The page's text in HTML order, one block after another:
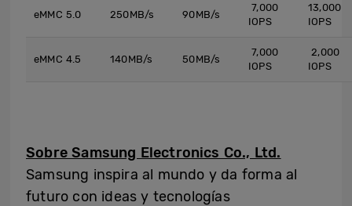
eMMC 5.0 250MB/s 90MB/s
7,000
IOPS
13,000
IOPS
eMMC 4.5 140MB/s 50MB/s
7,000
IOPS
2,000
IOPS
Sobre Samsung Electronics Co., Ltd.
Samsung inspira al mundo y da forma al
futuro con ideas y tecnologías